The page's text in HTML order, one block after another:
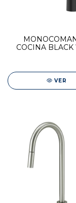
COCINA BLACK
VER